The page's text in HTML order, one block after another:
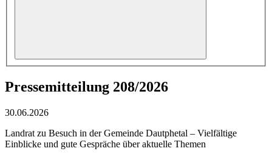
Pressemitteilung 208/2026
30.06.2026
Landrat zu Besuch in der Gemeinde Dautphetal – Vielfältige
Einblicke und gute Gespräche über aktuelle Themen